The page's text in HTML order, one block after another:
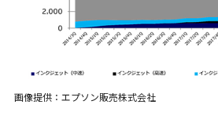
画像提供：エプソン販売株式会社